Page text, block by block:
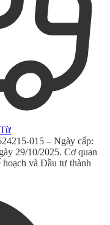
015 – Ngày cấp:
29/10/2025. Cơ quan
và Đầu tư thành